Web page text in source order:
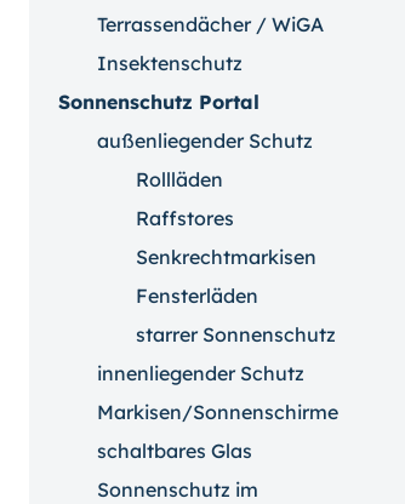
Terrassendächer / WiGA
Insektenschutz
Sonnenschutz Portal
außenliegender Schutz
Rollläden
Raffstores
Senkrechtmarkisen
Fensterläden
starrer Sonnenschutz
innenliegender Schutz
Markisen/Sonnenschirme
schaltbares Glas
Sonnenschutz im